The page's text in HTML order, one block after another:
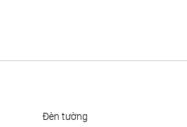
đèn tường